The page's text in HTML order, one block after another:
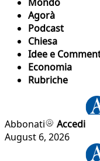
Agorà
Podcast
Chiesa
Idee e
Economia
Rubriche
Abbonati
Accedi
August 6, 2026